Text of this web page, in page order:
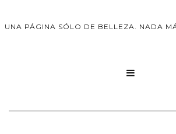
UNA PÁGINA SÓLO DE BELLEZA. NADA
